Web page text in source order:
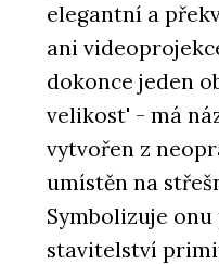
elegantní a
ani
dokonce jeden
velikost' - má
vytvořen z
umístěn na
Symbolizuje
stavitelství